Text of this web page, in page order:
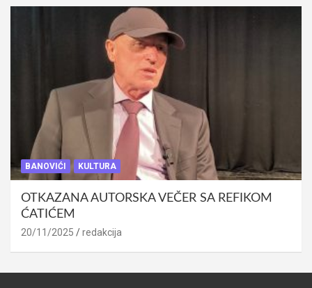
BANOVIĆI KULTURA
OTKAZANA AUTORSKA VEČER SA REFIKOM
ĆATIĆEM
20/11/2025 redakcija